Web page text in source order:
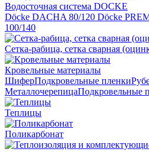
Водосточная система DOCKE
Döсkе DACHA 80/120 Döcke
100/140
Сетка-рабица, сетка сварная
Кровельные материалы
ШиферПодкровельные пленки
МеталлочерепицаПодкровельные
Теплицы
Поликарбонат